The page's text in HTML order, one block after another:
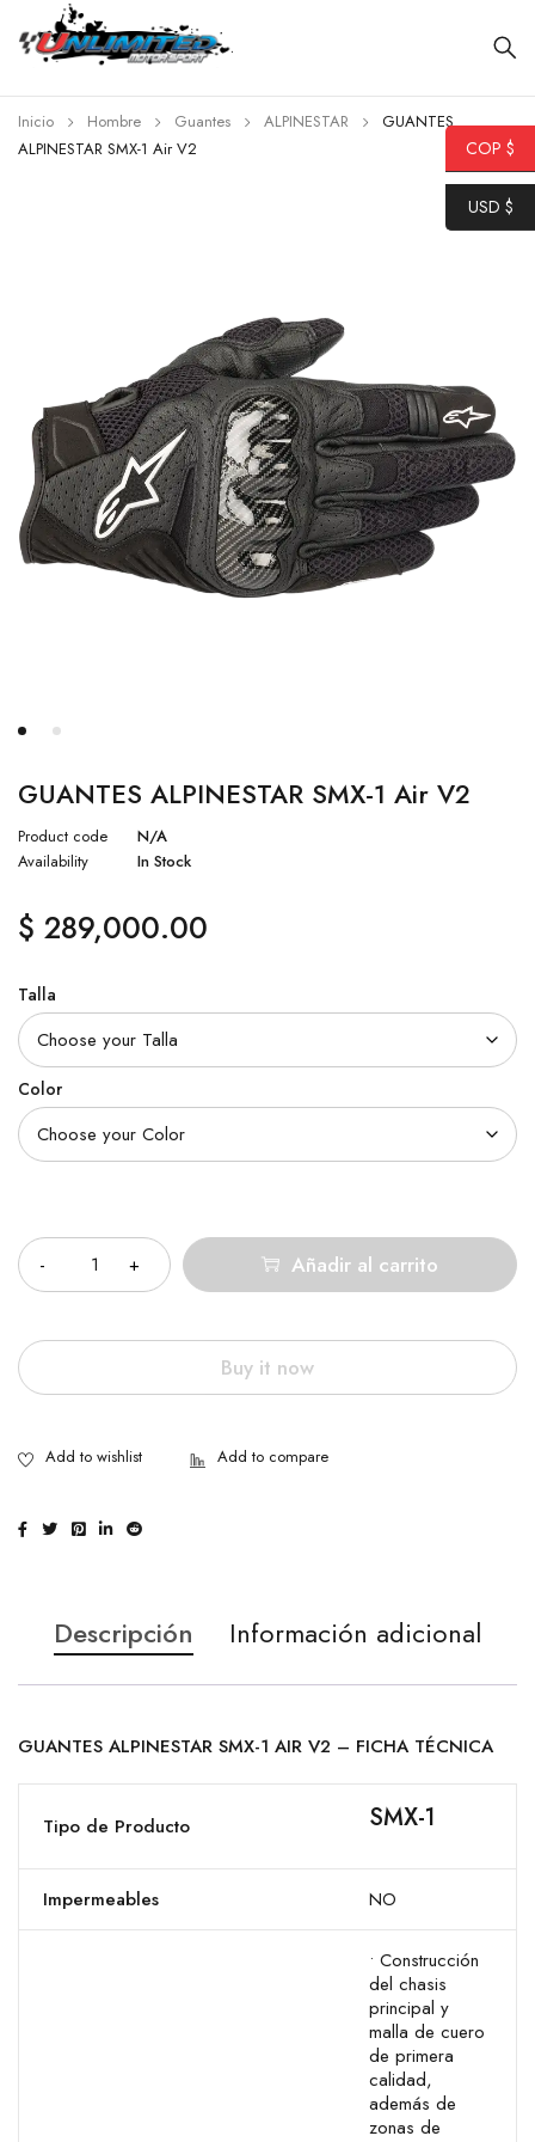
Inicio Hombre Guantes ALPINESTAR
GUANTES
ALPINESTAR SMX-1 Air V2
GUANTES ALPINESTAR SMX-1 Air V2
Product code
N/A
Availability
In Stock
$ 289,000.00
Talla
Color
Añadir al carrito
Buy it now
Descripción Información adicional
GUANTES ALPINESTAR SMX-1 AIR V2 – FICHA TÉCNICA
Tipo de Producto SMX-1
Impermeables NO
• Construcción
del chasis
principal y
malla de cuero
de primera
calidad,
además de
zonas de
COP $
USD $